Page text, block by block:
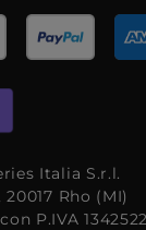
Italia S.r.l.
Rho (MI)
P.IVA